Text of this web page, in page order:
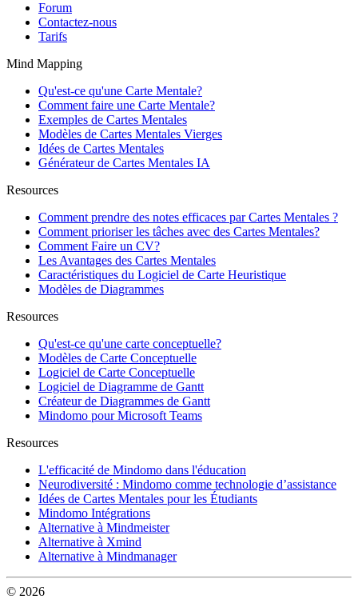
Forum
Contactez-nous
Tarifs
Mind Mapping
Qu'est-ce qu'une Carte Mentale?
Comment faire une Carte Mentale?
Exemples de Cartes Mentales
Modèles de Cartes Mentales Vierges
Idées de Cartes Mentales
Générateur de Cartes Mentales IA
Resources
Comment prendre des notes efficaces par Cartes Mentales ?
Comment prioriser les tâches avec des Cartes Mentales?
Comment Faire un CV?
Les Avantages des Cartes Mentales
Caractéristiques du Logiciel de Carte Heuristique
Modèles de Diagrammes
Resources
Qu'est-ce qu'une carte conceptuelle?
Modèles de Carte Conceptuelle
Logiciel de Carte Conceptuelle
Logiciel de Diagramme de Gantt
Créateur de Diagrammes de Gantt
Mindomo pour Microsoft Teams
Resources
L'efficacité de Mindomo dans l'éducation
Neurodiversité : Mindomo comme technologie d’assistance
Idées de Cartes Mentales pour les Étudiants
Mindomo Intégrations
Alternative à Mindmeister
Alternative à Xmind
Alternative à Mindmanager
© 2026